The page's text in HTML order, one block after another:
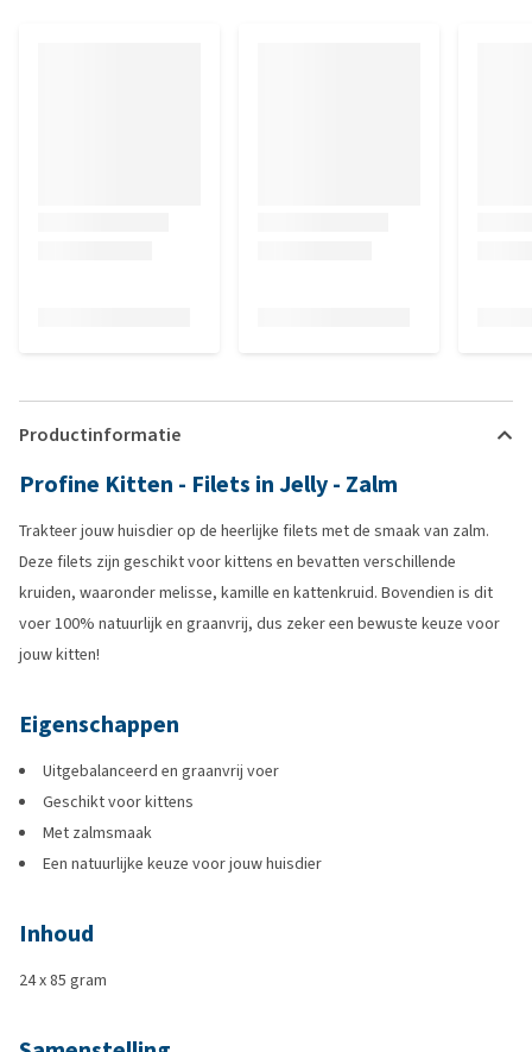
Productinformatie
Profine Kitten - Filets in Jelly - Zalm
Trakteer jouw huisdier op de heerlijke filets met de smaak van zalm.
Deze filets zijn geschikt voor kittens en bevatten verschillende
kruiden, waaronder melisse, kamille en kattenkruid. Bovendien is dit
voer 100% natuurlijk en graanvrij, dus zeker een bewuste keuze voor
jouw kitten!
Eigenschappen
Uitgebalanceerd en graanvrij voer
Geschikt voor kittens
Met zalmsmaak
Een natuurlijke keuze voor jouw huisdier
Inhoud
24 x 85 gram